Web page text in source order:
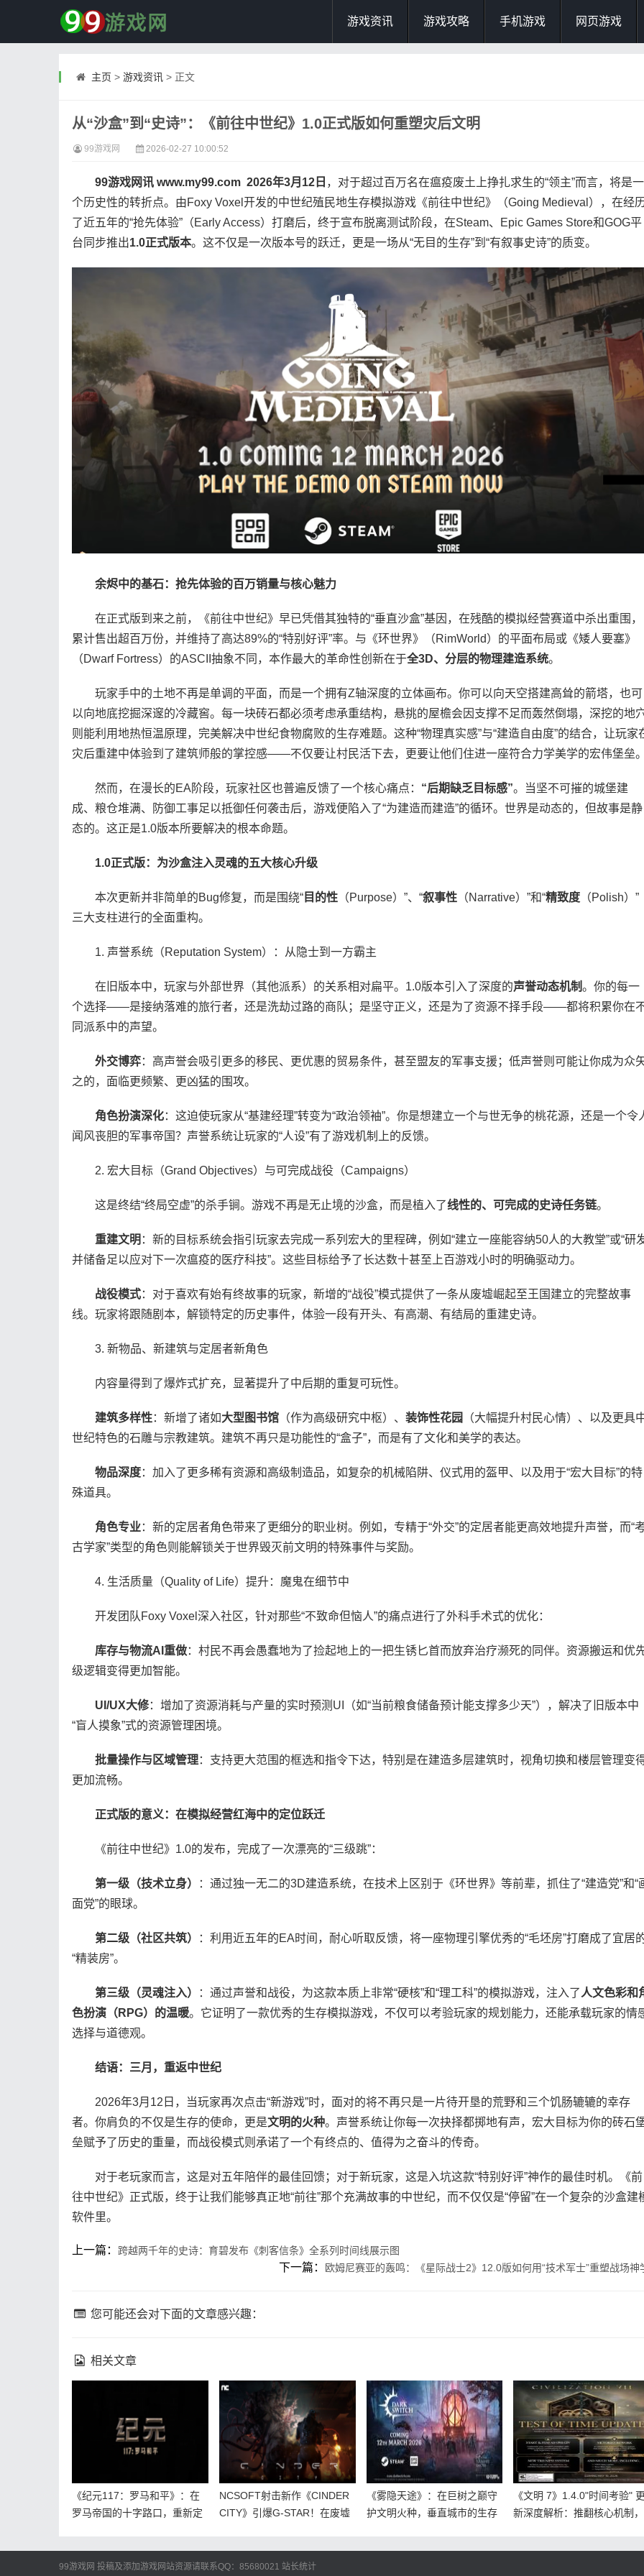
游戏资讯 游戏攻略 手机游戏 网页游戏
主页 > 游戏资讯> 正文
从“沙盒”到“史诗”：《前往中世纪》1.0正式版如何重塑灾后文明
99游戏网 2026-02-27 10:00:52
99游戏网讯 www.my99.com 2026年3月12日 ，对于超过百万名在瘟疫废土上挣扎求生的“领主”而言，将是一
个历史性的转折点。由Foxy Voxel开发的中世纪殖民地生存模拟游戏《前往中世纪》（Going Medieval），在经
了近五年的“抢先体验”（Early Access）打磨后，终于宣布脱离测试阶段，在Steam、Epic Games Store和GOG平
台同步推出1.0正式版本。这不仅是一次版本号的跃迁，更是一场从“无目的生存”到“有叙事史诗”的质变。
余烬中的基石：抢先体验的百万销量与核心魅力
在正式版到来之前，《前往中世纪》早已凭借其独特的“垂直沙盒”基因，在残酷的模拟经营赛道中杀出重围，
累计售出超百万份，并维持了高达89%的“特别好评”率。与《环世界》（RimWorld）的平面布局或《矮人要塞》
（Dwarf Fortress）的ASCII抽象不同，本作最大的革命性创新在于全3D、分层的物理建造系统。
玩家手中的土地不再是单调的平面，而是一个拥有Z轴深度的立体画布。你可以向天空搭建高耸的箭塔，也可
以向地底挖掘深邃的冷藏窖。每一块砖石都必须考虑承重结构，悬挑的屋檐会因支撑不足而轰然倒塌，深挖的地
则能利用地热恒温原理，完美解决中世纪食物腐败的生存难题。这种“物理真实感”与“建造自由度”的结合，让玩家
灾后重建中体验到了建筑师般的掌控感——不仅要让村民活下去，更要让他们住进一座符合力学美学的宏伟堡垒
然而，在漫长的EA阶段，玩家社区也普遍反馈了一个核心痛点： “后期缺乏目标感”。当坚不可摧的城堡建
成、粮仓堆满、防御工事足以抵御任何袭击后，游戏便陷入了“为建造而建造”的循环。世界是动态的，但故事是静
态的。这正是1.0版本所要解决的根本命题。
1.0正式版：为沙盒注入灵魂的五大核心升级
本次更新并非简单的Bug修复，而是围绕“ 目的性 （Purpose）”、“叙事性 （Narrative）”和“精致度 （Polish）”
三大支柱进行的全面重构。
1. 声誉系统（Reputation System）：从隐士到一方霸主
在旧版本中，玩家与外部世界（其他派系）的关系相对扁平。1.0版本引入了深度的声誉动态机制。你的每一
个选择——是接纳落难的旅行者，还是洗劫过路的商队；是坚守正义，还是为了资源不择手段——都将积累你在
同派系中的声望。
外交博弈：高声誉会吸引更多的移民、更优惠的贸易条件，甚至盟友的军事支援；低声誉则可能让你成为众
之的，面临更频繁、更凶猛的围攻。
角色扮演深化：这迫使玩家从“基建经理”转变为“政治领袖”。你是想建立一个与世无争的桃花源，还是一个令
闻风丧胆的军事帝国？声誉系统让玩家的“人设”有了游戏机制上的反馈。
2. 宏大目标（Grand Objectives）与可完成战役（Campaigns）
这是终结“终局空虚”的杀手锏。游戏不再是无止境的沙盒，而是植入了线性的、可完成的史诗任务链。
重建文明 ：新的目标系统会指引玩家去完成一系列宏大的里程碑，例如“建立一座能容纳50人的大教堂”或“研
并储备足以应对下一次瘟疫的医疗科技”。这些目标给予了长达数十甚至上百游戏小时的明确驱动力。
战役模式：对于喜欢有始有终故事的玩家，新增的“战役”模式提供了一条从废墟崛起至王国建立的完整故事
线。玩家将跟随剧本，解锁特定的历史事件，体验一段有开头、有高潮、有结局的重建史诗。
3. 新物品、新建筑与定居者新角色
内容量得到了爆炸式扩充，显著提升了中后期的重复可玩性。
建筑多样性：新增了诸如大型图书馆 （作为高级研究中枢）、 装饰性花园
（大幅提升村民心情）、以及更具
世纪特色的石雕与宗教建筑。建筑不再只是功能性的“盒子”，而是有了文化和美学的表达。
物品深度：加入了更多稀有资源和高级制造品，如复杂的机械陷阱、仪式用的盔甲、以及用于“宏大目标”的特
殊道具。
角色专业：新的定居者角色带来了更细分的职业树。例如，专精于“外交”的定居者能更高效地提升声誉，而“
古学家”类型的角色则能解锁关于世界毁灭前文明的特殊事件与奖励。
4. 生活质量（Quality of Life）提升：魔鬼在细节中
开发团队Foxy Voxel深入社区，针对那些“不致命但恼人”的痛点进行了外科手术式的优化：
库存与物流AI重做：村民不再会愚蠢地为了捡起地上的一把生锈匕首而放弃治疗濒死的同伴。资源搬运和优
级逻辑变得更加智能。
UI/UX大修：增加了资源消耗与产量的实时预测UI（如“当前粮食储备预计能支撑多少天”），解决了旧版本中
“盲人摸象”式的资源管理困境。
批量操作与区域管理：支持更大范围的框选和指令下达，特别是在建造多层建筑时，视角切换和楼层管理变
更加流畅。
正式版的意义：在模拟经营红海中的定位跃迁
《前往中世纪》1.0的发布，完成了一次漂亮的“三级跳”：
第一级（技术立身）
：通过独一无二的3D建造系统，在技术上区别于《环世界》等前辈，抓住了“建造党”和“
面党”的眼球。
第二级（社区共筑）
：利用近五年的EA时间，耐心听取反馈，将一座物理引擎优秀的“毛坯房”打磨成了宜居
“精装房”。
第三级（灵魂注入） ：通过声誉和战役，为这款本质上非常“硬核”和“理工科”的模拟游戏，注入了 人文色彩和
色扮演（RPG）的温暖。它证明了一款优秀的生存模拟游戏，不仅可以考验玩家的规划能力，还能承载玩家的情
选择与道德观。
结语：三月，重返中世纪
2026年3月12日，当玩家再次点击“新游戏”时，面对的将不再只是一片待开垦的荒野和三个饥肠辘辘的幸存
者。你肩负的不仅是生存的使命，更是文明的火种。声誉系统让你每一次抉择都掷地有声，宏大目标为你的砖石
垒赋予了历史的重量，而战役模式则承诺了一个有终点的、值得为之奋斗的传奇。
对于老玩家而言，这是对五年陪伴的最佳回馈；对于新玩家，这是入坑这款“特别好评”神作的最佳时机。《前
往中世纪》正式版，终于让我们能够真正地“前往”那个充满故事的中世纪，而不仅仅是“停留”在一个复杂的沙盒建
软件里。
上一篇： 跨越两千年的史诗：育碧发布《刺客信条》全系列时间线展示图
下一篇： 欧姆尼赛亚的轰鸣：《星际战士2》12.0版如何用“技术军士”重塑战场神
您可能还会对下面的文章感兴趣：
相关文章
《纪元117：罗马和平》：在
罗马帝国的十字路口，重新定
NCSOFT射击新作《CINDER
CITY》引爆G-STAR！在废墟
《雾隐天途》：在巨树之巅守
护文明火种，垂直城市的生存
《文明 7》1.4.0"时间考验"
新深度解析：推翻核心机制，
99游戏网 投稿及添加游戏网站资源请联系QQ：85680021 站长统计